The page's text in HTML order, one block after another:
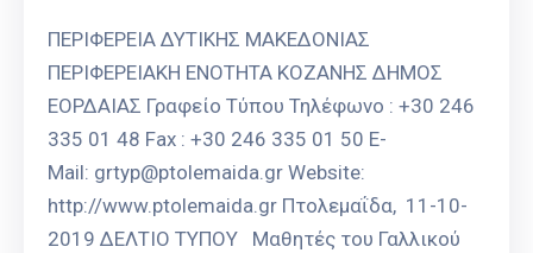
ΠΕΡΙΦΕΡΕΙΑ ΔΥΤΙΚΗΣ ΜΑΚΕΔΟΝΙΑΣ
ΠΕΡΙΦΕΡΕΙΑΚΗ ΕΝΟΤΗΤΑ ΚΟΖΑΝΗΣ ΔΗΜΟΣ
ΕΟΡΔΑΙΑΣ Γραφείο Τύπου Τηλέφωνο : +30 246
335 01 48 Fax : +30 246 335 01 50 E-
Mail: grtyp@ptolemaida.gr Website:
http://www.ptolemaida.gr Πτολεμαΐδα, 11-10-
2019 ΔΕΛΤΙΟ ΤΥΠΟΥ Μαθητές του Γαλλικού